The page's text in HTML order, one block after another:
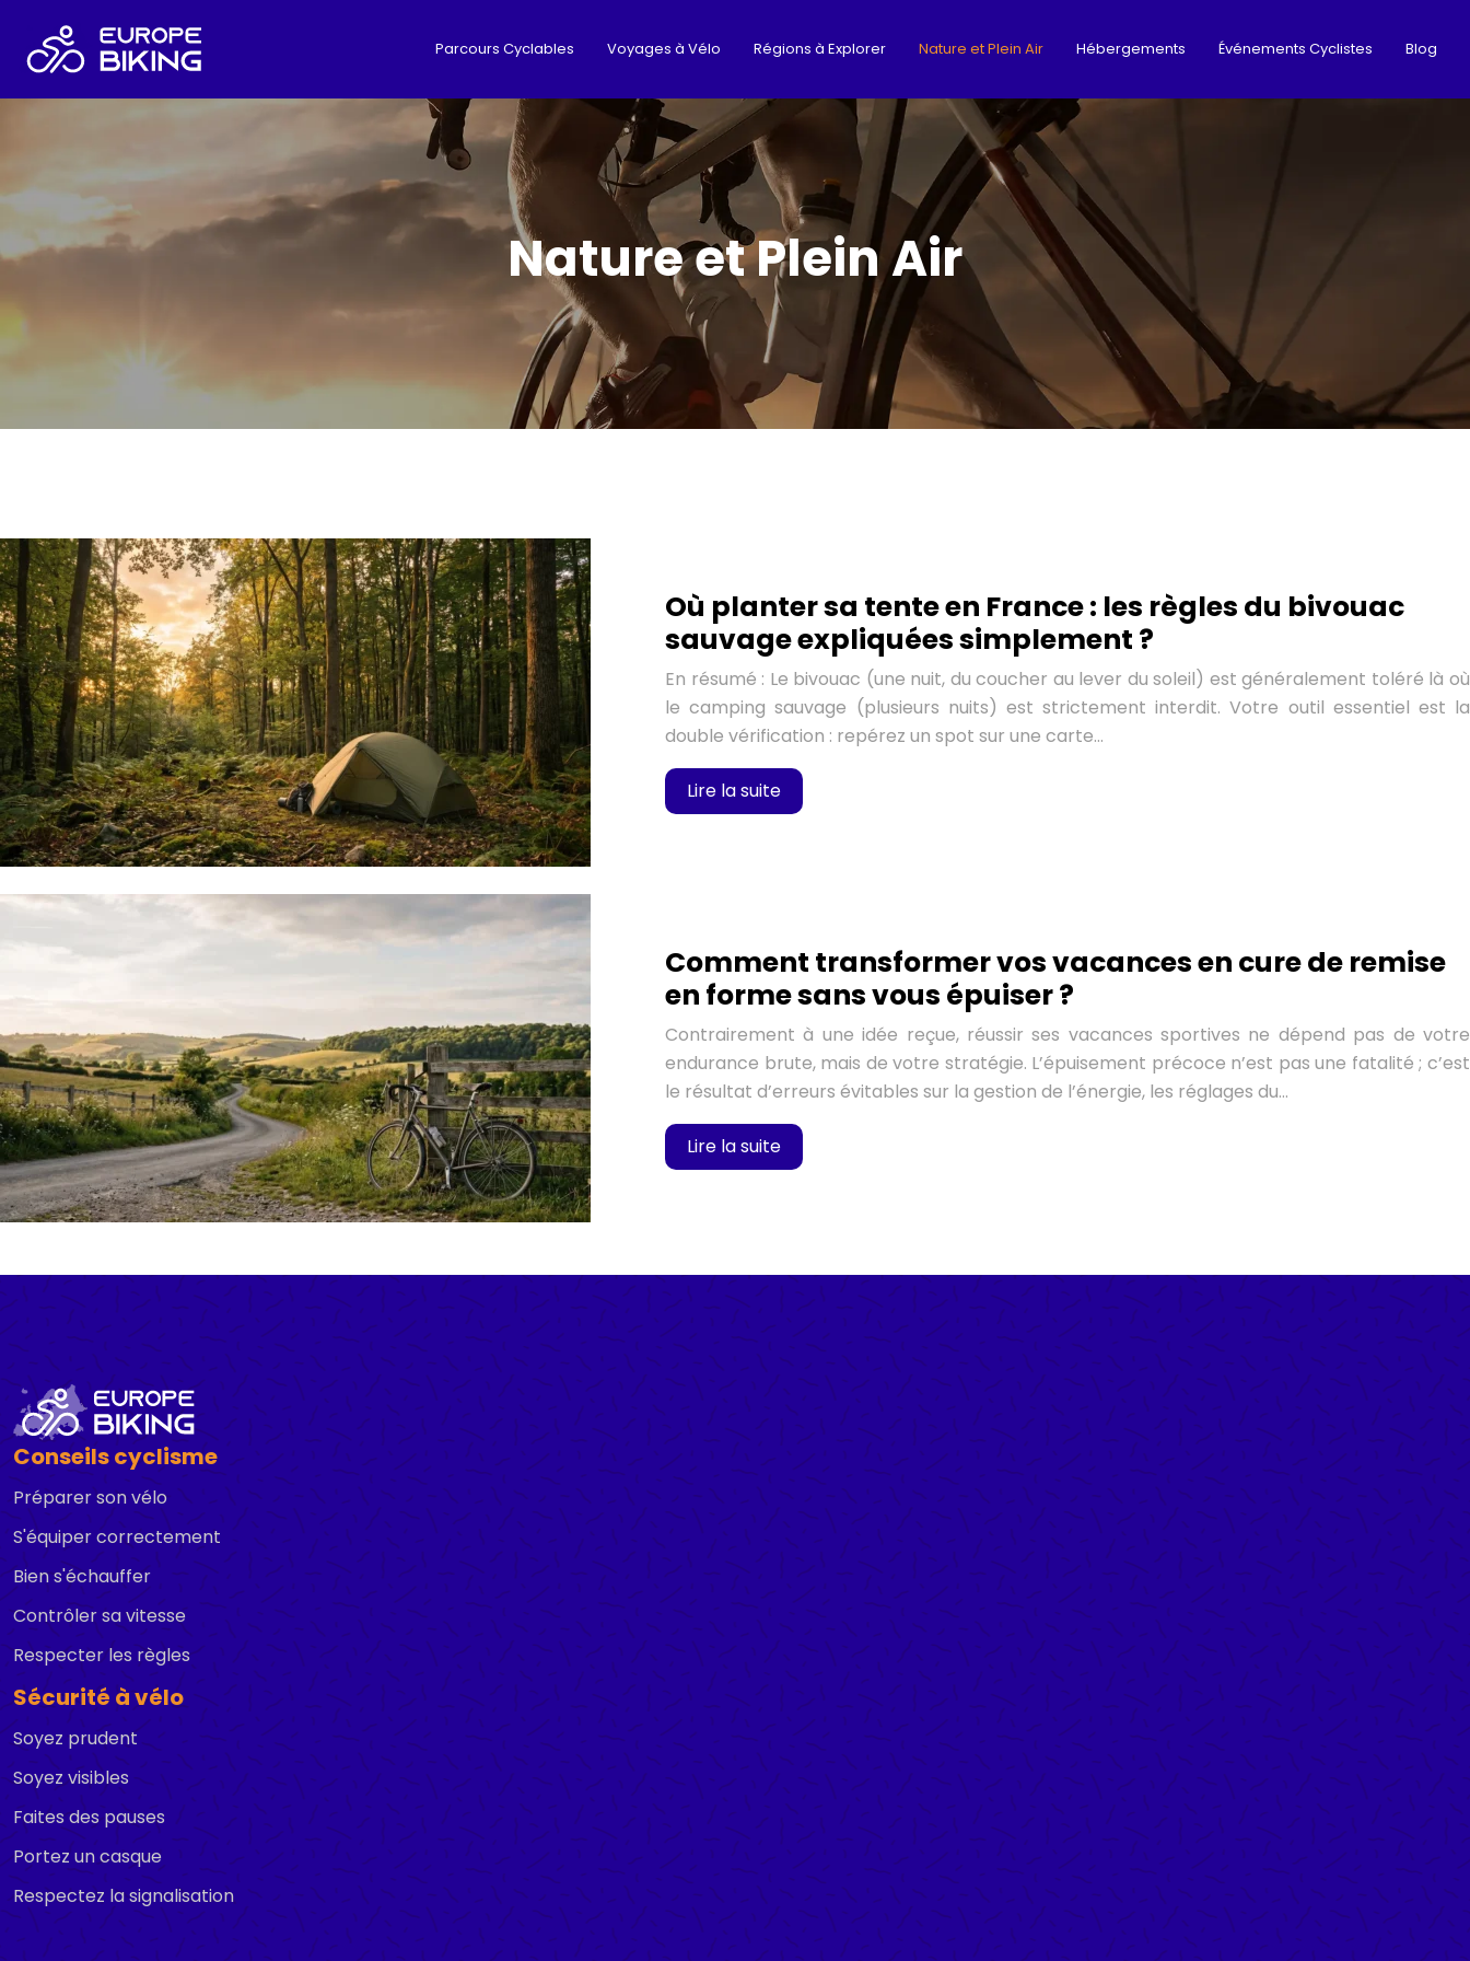
Parcours Cyclables Voyages à Vélo Régions à Explorer Nature et Plein Air Hébergements Événements Cyclistes Blog
Nature et Plein Air
Où planter sa tente en France : les règles du bivouac
sauvage expliquées simplement ?
En résumé : Le bivouac (une nuit, du coucher au lever du soleil) est généralement toléré là où
le camping sauvage (plusieurs nuits) est strictement interdit. Votre outil essentiel est la
double vérification : repérez un spot sur une carte…
Lire la suite
Comment transformer vos vacances en cure de remise
en forme sans vous épuiser ?
Contrairement à une idée reçue, réussir ses vacances sportives ne dépend pas de votre
endurance brute, mais de votre stratégie. L’épuisement précoce n’est pas une fatalité ; c’est
le résultat d’erreurs évitables sur la gestion de l’énergie, les réglages du…
Lire la suite
Conseils cyclisme
Préparer son vélo
S'équiper correctement
Bien s'échauffer
Contrôler sa vitesse
Respecter les règles
Sécurité à vélo
Soyez prudent
Soyez visibles
Faites des pauses
Portez un casque
Respectez la signalisation